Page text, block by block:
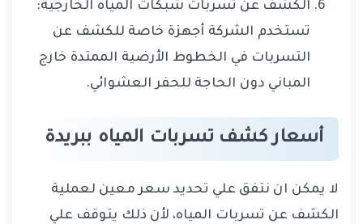
الكشف عن تسربات شبكات المياه الخارجية:
تستخدم الشركة أجهزة خاصة للكشف عن
التسربات في الخطوط الأرضية الممتدة خارج
المباني دون الحاجة للحفر العشوائي.
أسعار كشف تسربات المياه ببريدة
لا يمكن ان نتفق علي تحديد سعر معين لعملية
الكشف عن تسربات المياه، لأن ذلك يتوقف علي